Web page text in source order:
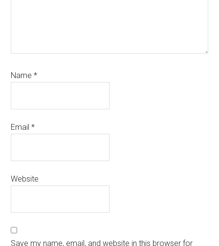
Name*
Email*
Website
Save my name, email, and website in this browser for